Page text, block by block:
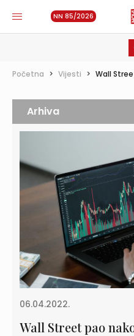
NN 85/2026
Početna > Vijesti > Wall
06.04.2022.
Wall Street pao
Arhiva